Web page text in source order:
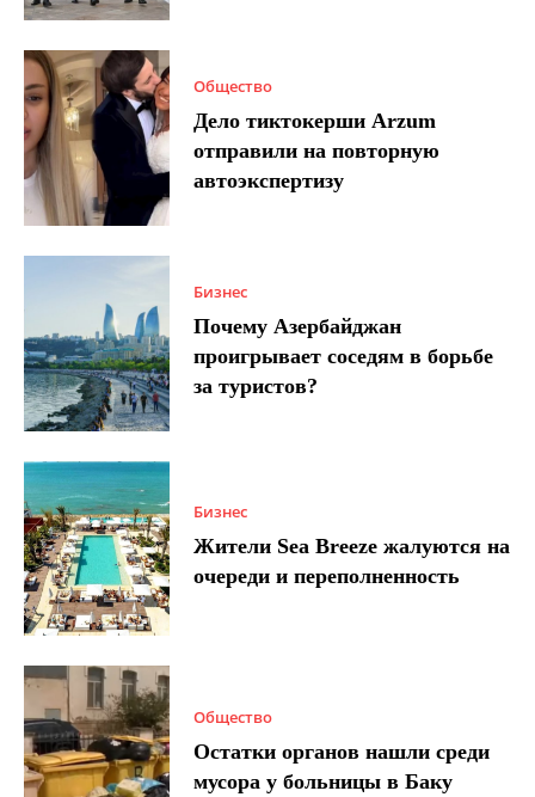
Общество
Дело тиктокерши Arzum
отправили на повторную
автоэкспертизу
Бизнес
Почему Азербайджан
проигрывает соседям в борьбе
за туристов?
Бизнес
Жители Sea Breeze жалуются на
очереди и переполненность
Общество
Остатки органов нашли среди
мусора у больницы в Баку